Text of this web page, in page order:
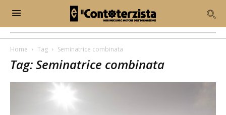
Home Tag Seminatrice combinata
Tag: Seminatrice combinata